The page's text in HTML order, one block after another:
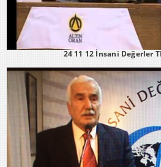
24 11 12 İnsani Değerler